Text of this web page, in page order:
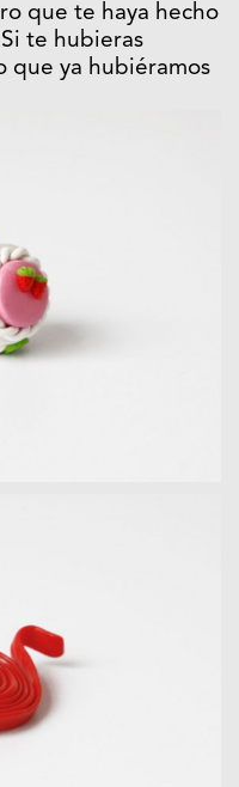
que te haya hecho
te hubieras
que ya hubiéramos